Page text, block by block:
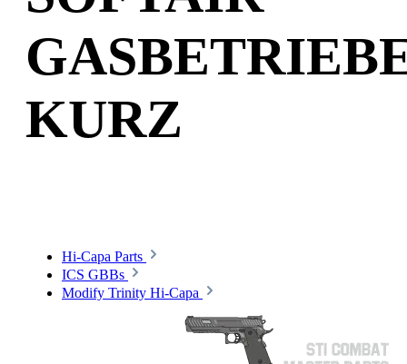
KURZ
Hi-Capa Parts
ICS GBBs
Modify Trinity Hi-Capa